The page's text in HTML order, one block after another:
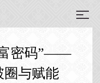
密码”——
圈与赋能